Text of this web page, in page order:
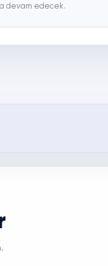
devam edecek.